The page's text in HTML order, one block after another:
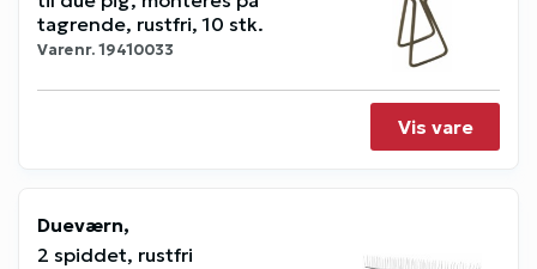
tagrende, rustfri, 10 stk.
Varenr.19410033
Vis vare
Dueværn,
2 spiddet, rustfri